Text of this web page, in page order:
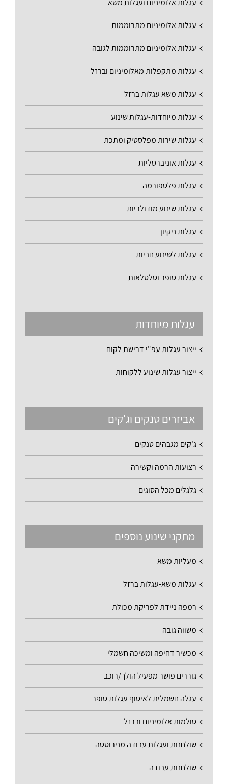
עגלות אלומיניום ועגלות משא
עגלות אלומיניום מתרוממות
עגלות אלומיניום מתרוממות לגובה
עגלות מתקפלות מאלומיניום וברזל
עגלות משא עגלות ברזל
עגלות מיוחדות-עגלות שינוע
עגלות שירות מפלסטיק ומתכת
עגלות אוניברסליות
עגלות פלטפורמה
עגלות שינוע מודולריות
עגלות ניקיון
עגלות לשינוע חביות
עגלות סופר וסלסלאות
עגלות מיוחדות
ייצור עגלות עפ"י דרישת לקוח
ייצור עגלות שינוע ללקוחות
אביזרים טנקים וג'קים
ג'קים מגבהים טנקים
רצועות הרמה וקשירה
גלגלים מכל הסוגים
מתקני שינוע נוספים
מעליות משא
עגלות משא-עגלות ברזל
רמפה ניידת לפריקת מכולת
משווה גובה
מכשיר דחיפה ומשיכה חשמלי
גוררים פושר מפעיל הולך/רוכב
עגלה חשמלית לאיסוף עגלות סופר
סולמות אלומיניום וברזל
שולחנות ועגלות עבודה מנירוסטה
שולחנות עבודה